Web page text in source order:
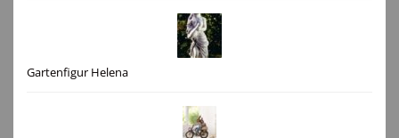
Gartenfigur Helena